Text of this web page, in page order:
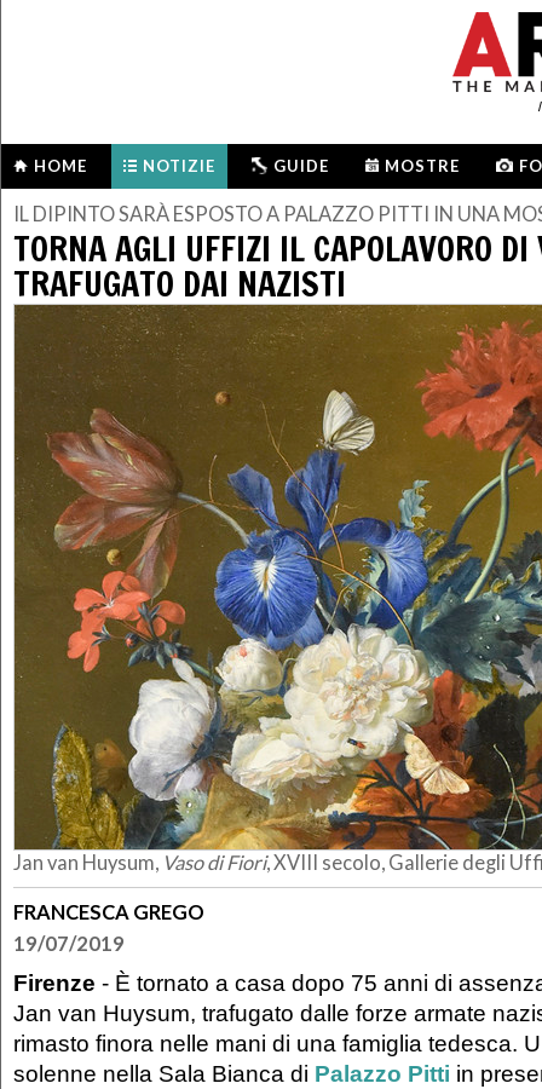
HOME NOTIZIE GUIDE MOSTRE
IL DIPINTO SARÀ ESPOSTO A PALAZZO PITTI IN UNA
TORNA AGLI UFFIZI IL CAPOLAVORO
TRAFUGATO DAI NAZISTI
Jan van Huysum, Vaso di Fiori, XVIII secolo, Gallerie degli
FRANCESCA GREGO
19/07/2019
Firenze - È tornato a casa dopo 75 anni di
Jan van Huysum, trafugato dalle forze armate
rimasto finora nelle mani di una famiglia tedesca.
solenne nella Sala Bianca di Palazzo Pitti in